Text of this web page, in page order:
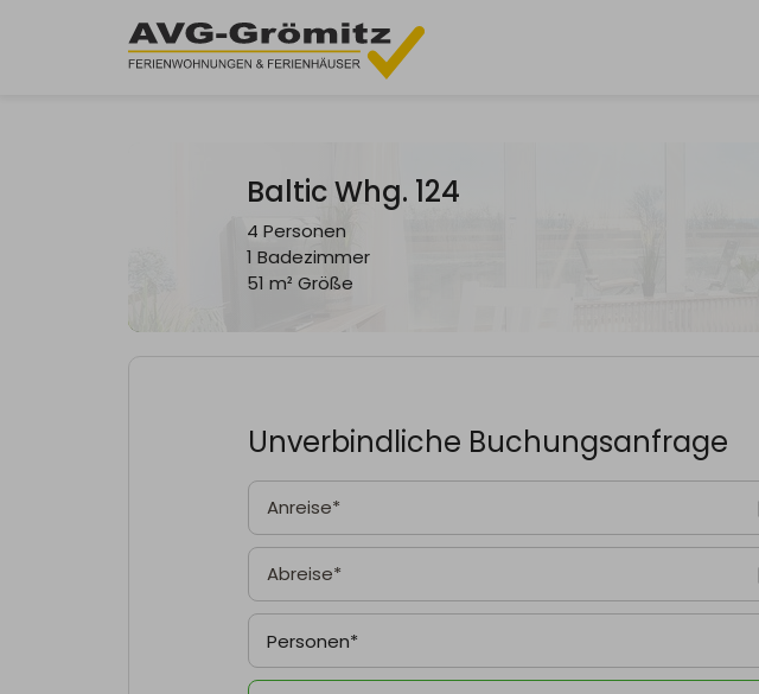
Baltic Whg. 124
4 Personen
1 Badezimmer
51 m² Größe
Unverbindliche Buchungsanfrage
Personen*